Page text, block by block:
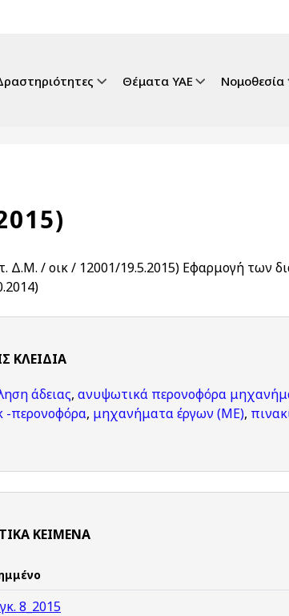
Θέματα ΥΑΕ Νομοθεσία
Δ.Μ. / οικ / 12001/19.5.2015) Εφαρμογή των
KΛΕΙΔΙΆ
άδειας, ανυψωτικά περονοφόρα
-περονοφόρα, μηχανήματα έργων (ΜΕ),
ΚΕΊΜΕΝΑ
8_2015